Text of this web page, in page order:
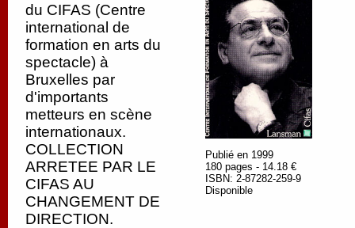
du CIFAS (Centre
international de
formation en arts du
spectacle) à
Bruxelles par
d'importants
metteurs en scène
internationaux.
COLLECTION
ARRETEE PAR LE
CIFAS AU
CHANGEMENT DE
DIRECTION.
Publié en 1999
180 pages - 14.18 €
ISBN: 2-87282-259-9
Disponible